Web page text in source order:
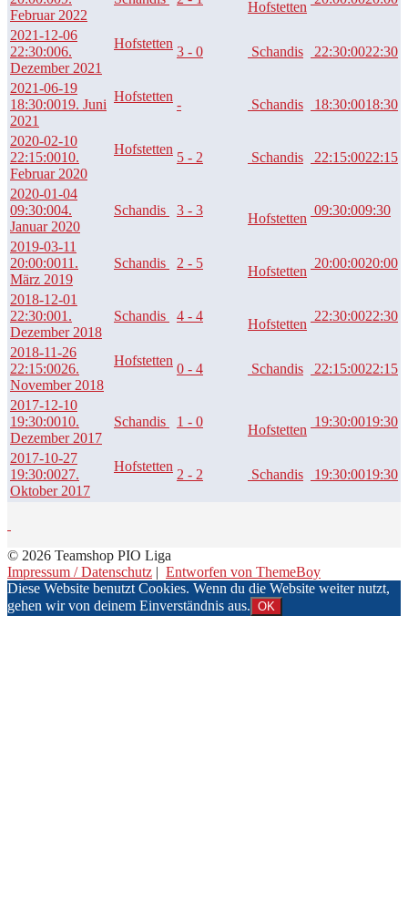
Februar 2022
Hofstetten
2021-12-06
22:30:006.
Dezember 2021
Hofstetten
3 - 0 Schandis 22:30:0022:30
2021-06-19
18:30:0019. Juni
2021
Hofstetten
- Schandis 18:30:0018:30
2020-02-10
22:15:0010.
Februar 2020
Hofstetten
5 - 2 Schandis 22:15:0022:15
2020-01-04
09:30:004.
Januar 2020
Schandis 3 - 3
Hofstetten
09:30:009:30
2019-03-11
20:00:0011.
März 2019
Schandis 2 - 5
Hofstetten
20:00:0020:00
2018-12-01
22:30:001.
Dezember 2018
Schandis 4 - 4
Hofstetten
22:30:0022:30
2018-11-26
22:15:0026.
November 2018
Hofstetten
0 - 4 Schandis 22:15:0022:15
2017-12-10
19:30:0010.
Dezember 2017
Schandis 1 - 0
Hofstetten
19:30:0019:30
2017-10-27
19:30:0027.
Oktober 2017
Hofstetten
2 - 2 Schandis 19:30:0019:30
© 2026 Teamshop PIO Liga
Impressum / Datenschutz | Entworfen von ThemeBoy
Diese Website benutzt Cookies. Wenn du die Website weiter nutzt,
gehen wir von deinem Einverständnis aus. OK